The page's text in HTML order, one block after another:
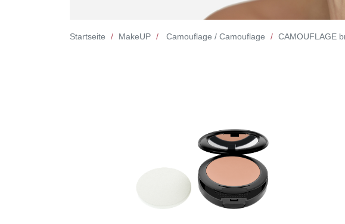
Startseite MakeUP Camouflage / Camouflage CAMOUFLAGE